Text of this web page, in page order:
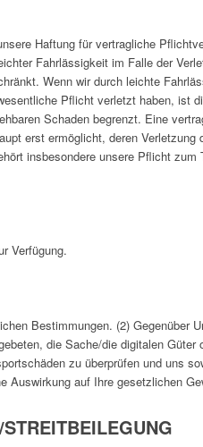
Haftung für vertragliche
Fahrlässigkeit im Falle der
Wenn wir durch leichte
Pflicht verletzt haben, ist
Schaden begrenzt. Eine
erst ermöglicht, deren
insbesondere unsere Pflicht
Verfügung.
Bestimmungen. (2) Gegenüber
die Sache/die digitalen
zu überprüfen und uns
auf Ihre gesetzlichen